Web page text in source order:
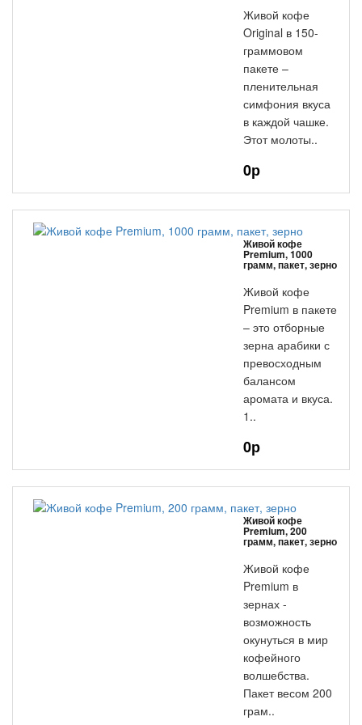
Живой кофе
Original в 150-
граммовом
пакете –
пленительная
симфония вкуса
в каждой чашке.
Этот молоты..
0р
Живой кофе
Premium, 1000
грамм, пакет, зерно
Живой кофе
Premium в пакете
– это отборные
зерна арабики с
превосходным
балансом
аромата и вкуса.
1..
0р
Живой кофе
Premium, 200
грамм, пакет, зерно
Живой кофе
Premium в
зернах -
возможность
окунуться в мир
кофейного
волшебства.
Пакет весом 200
грам..